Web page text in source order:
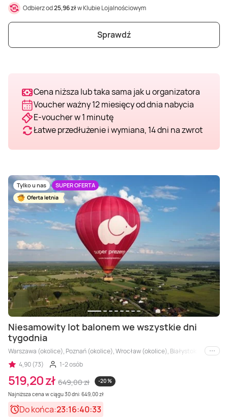
Mazury
Masaż pleców
Masaż Shiatsu
Masaż Antycellulitowy
Masaż czekoladą
Masaż Karku
Masaż orientalny
Jazda po torze
Pojazdy militarne
Sporty zimowe
Tenis
Kurs motorowodny
Odbierz od25,96 złw Klubie Lojalnościowym
Sprawdź
Cena niższa lub taka sama jak u organizatora
Voucher ważny 12 miesięcy od dnia nabycia
E-voucher w 1 minutę
Łatwe przedłużenie i wymiana, 14 dni na zwrot
Tylko u nas SUPER OFERTA
Niesamowity lot balonem we wszystkie dni
tygodnia
Warszawa (okolice), Poznań (okolice), Wrocław (okolice), Białystok
i inne
4,90 (73)
1-2 osób
519,20 zł 649,00 zł
-20 %
Najniższa cena w ciągu 30 dni: 649,00 zł
Do końca:23:16:40:32